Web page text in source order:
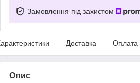
Замовлення під захистом
Доставка Оплата
Опис